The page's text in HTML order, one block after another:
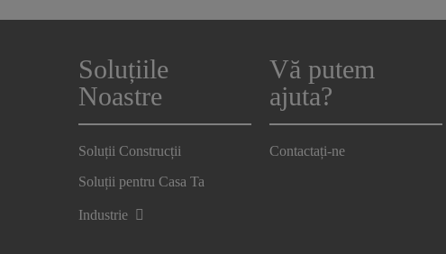
Soluțiile
Noastre
Soluții Construcții
Soluții pentru Casa Ta
Industrie
Vă putem
ajuta?
Contactați-ne